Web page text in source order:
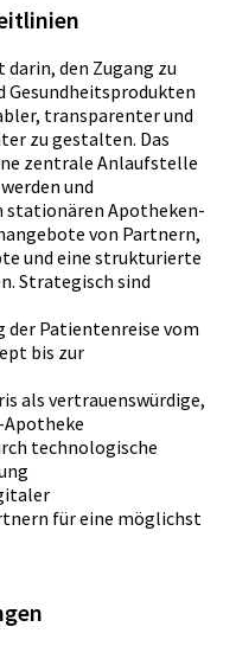
den Zugang zu
Gesundheitsprodukten
transparenter und
zu gestalten. Das
zentrale Anlaufstelle
und
stationären Apotheken-
von Partnern,
und eine strukturierte
Strategisch sind
der Patientenreise vom
bis zur
als vertrauenswürdige,
technologische
für eine möglichst